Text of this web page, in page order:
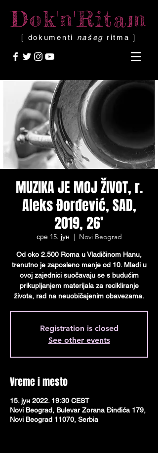
Dok'n'Ritam
[ dokumenti našeg ritma ]
MUZIKA JE MOJ ŽIVOT, r.
Aleks Đorđević, SAD,
2019, 26’
сре 15. јун
  |
Novi Beograd
Od oko 2.500 Roma u Vladičinom Hanu,
trenutno je zaposleno manje od 10. Mladi u
ovoj zajednici suočavaju se s budućim
prikupljanjem materijala za recikliranje
života, rad na neuobičajenim obavezama.
Registration is closed
See other events
Vreme i mesto
15. јун 2022. 19:30 CEST
Novi Beograd, Bulevar Zorana Đinđića 179,
Novi Beograd 11070, Serbia